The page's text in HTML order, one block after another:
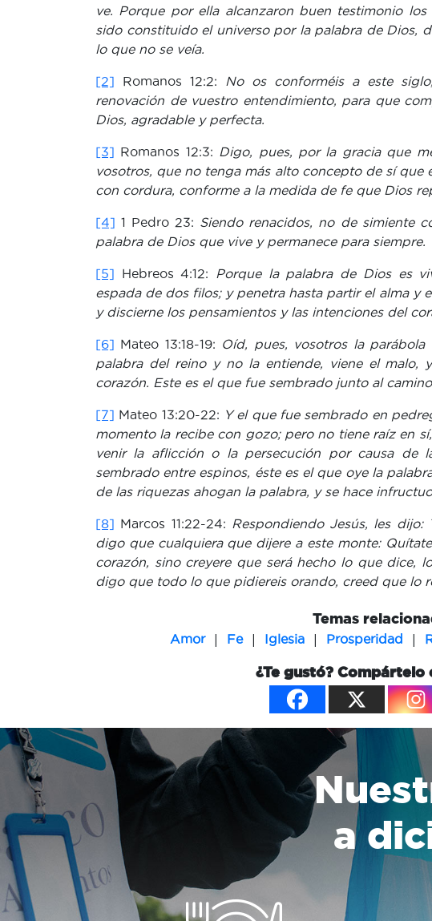
ve. Porque por ella alcanzaron buen testimonio
sido constituido el universo por la palabra de Dios,
lo que no se veía.
[2] Romanos 12:2:
No os conforméis a este
renovación de vuestro entendimiento, para que
Dios, agradable y perfecta.
[3] Romanos 12:3: Digo, pues, por la gracia que
vosotros, que no tenga más alto concepto de sí que
con cordura, conforme a la medida de fe que Dios
[4] 1 Pedro 23: Siendo renacidos, no de simiente
palabra de Dios que vive y permanece para siempre.
[5] Hebreos 4:12:
Porque la palabra de Dios es
espada de dos filos; y penetra hasta partir el alma y
y discierne los pensamientos y las intenciones del
[6] Mateo 13:18-19: Oíd, pues, vosotros la
palabra del reino y no la entiende, viene el malo,
corazón. Este es el que fue sembrado junto al
[7] Mateo 13:20-22: Y el que fue sembrado en
momento la recibe con gozo; pero no tiene raíz en
venir la aflicción o la persecución por causa de
sembrado entre espinos, éste es el que oye la
de las riquezas ahogan la palabra, y se hace
[8] Marcos 11:22-24: Respondiendo Jesús, les
digo que cualquiera que dijere a este monte:
corazón, sino creyere que será hecho lo que dice,
digo que todo lo que pidiereis orando, creed que lo
Temas
Amor | Fe | Iglesia | Prosperidad |
¿Te gustó? Compártelo
a